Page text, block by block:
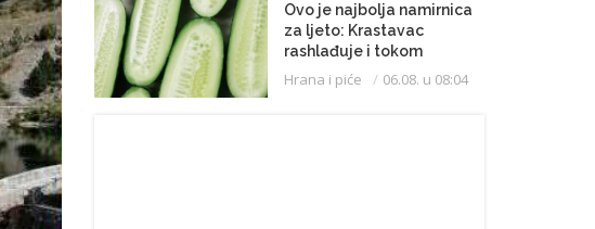
Ovo je najbolja namirnica
za ljeto: Krastavac
rashlađuje i tokom
najvrelijih dana
Hrana i piće 06.08. u 08:04